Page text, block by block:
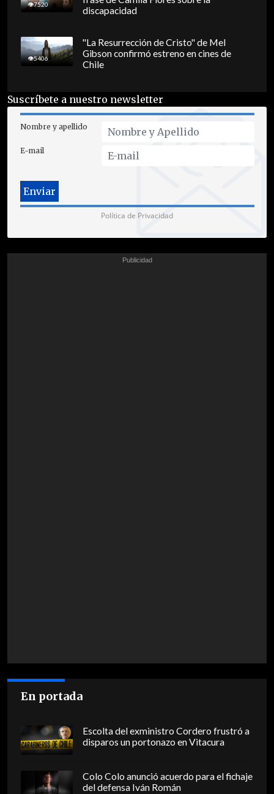
7520
discapacidad
5406
"La Resurrección de Cristo" de Mel
Gibson confirmó estreno en cines de
Chile
Suscríbete a nuestro newsletter
Nombre y apellido
E-mail
Política de Privacidad
En portada
Escolta del exministro Cordero frustró a
disparos un portonazo en Vitacura
Colo Colo anunció acuerdo para el fichaje
del defensa Iván Román